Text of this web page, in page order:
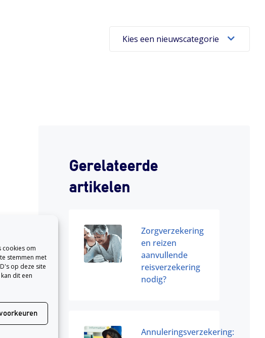
cookies om
stemmen met
op deze site
dit een
Kies een nieuwscategorie
Gerelateerde
artikelen
Zorgverzekering
en reizen
aanvullende
reisverzekering
nodig?
Annuleringsverzekering: